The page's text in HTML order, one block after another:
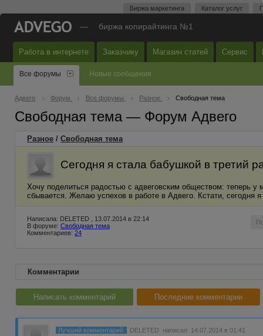
Биржа маркетинга Каталог услуг
— биржа копирайтинга №1
Работа в интернете Заказчику Магазин статей Сервис
Все форумы Новые сообщения
Адвего Форум Все форумы Разное Свободная тема
Свободная тема — Форум Адвего
Разное / Свободная тема
Сегодня я стала бабушкой в третий
Хочу поделиться радостью с адвеговским обществом: теперь
сбывается. Желаю успехов в работе в Адвего. Кстати, сегодня
Написала: DELETED , 13.07.2014 в 22:14
В форуме: Свободная тема
Комментариев: 24
Комментарии
Написать комментарий Последние комментарии
Лучший комментарий DELETED написал 14.07.2014 в 01:41